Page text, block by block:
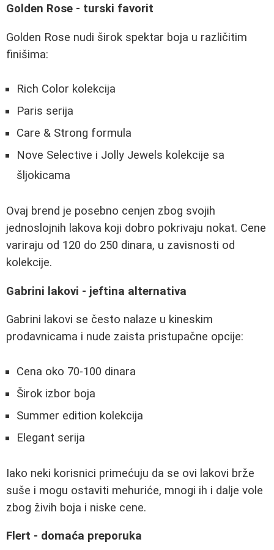
Golden Rose - turski favorit
Golden Rose nudi širok spektar boja u različitim
finišima:
Rich Color kolekcija
Paris serija
Care & Strong formula
Nove Selective i Jolly Jewels kolekcije sa
šljokicama
Ovaj brend je posebno cenjen zbog svojih
jednoslojnih lakova koji dobro pokrivaju nokat. Cene
variraju od 120 do 250 dinara, u zavisnosti od
kolekcije.
Gabrini lakovi - jeftina alternativa
Gabrini lakovi se često nalaze u kineskim
prodavnicama i nude zaista pristupačne opcije:
Cena oko 70-100 dinara
Širok izbor boja
Summer edition kolekcija
Elegant serija
Iako neki korisnici primećuju da se ovi lakovi brže
suše i mogu ostaviti mehuriće, mnogi ih i dalje vole
zbog živih boja i niske cene.
Flert - domaća preporuka